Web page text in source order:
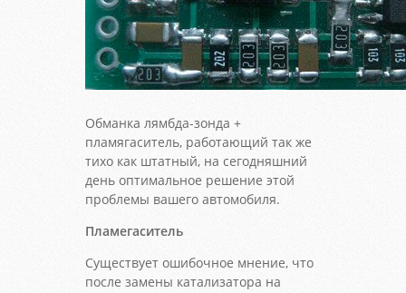
Обманка лямбда-зонда +
пламягаситель, работающий так же
тихо как штатный, на сегодняшний
день оптимальное решение этой
проблемы вашего автомобиля.
Пламегаситель
Существует ошибочное мнение, что
после замены катализатора на